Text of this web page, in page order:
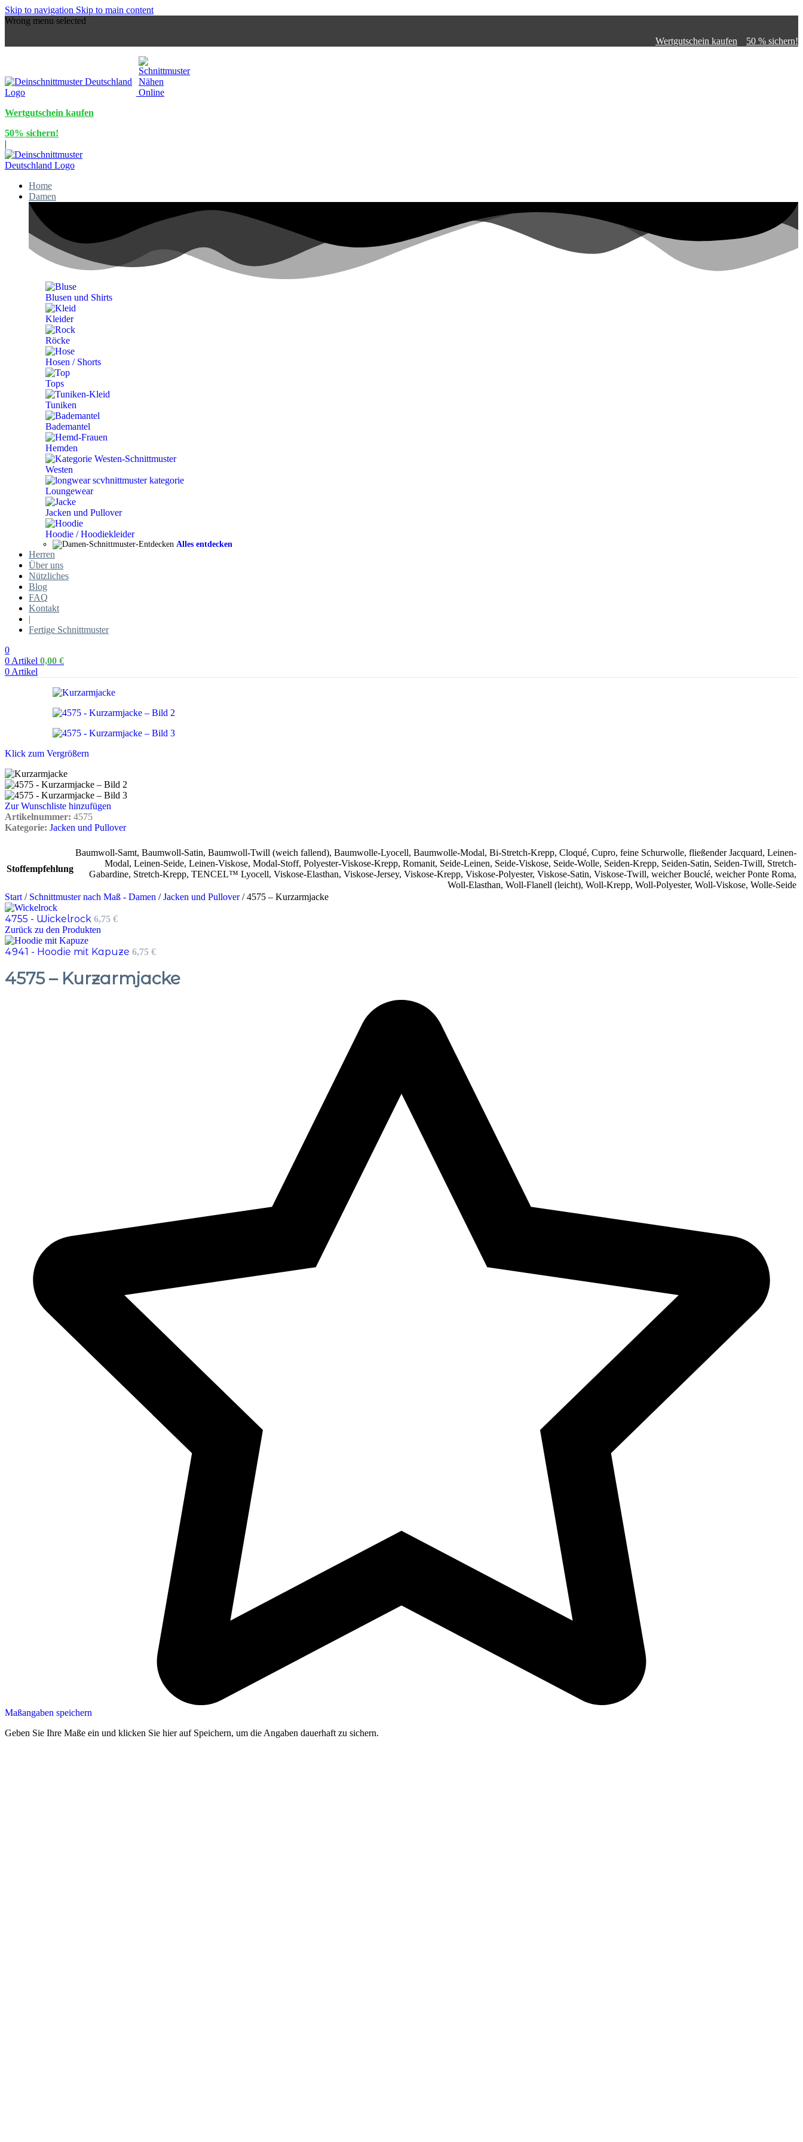
Skip to navigation Skip to main content
Wrong menu selected
Wertgutschein kaufen
50 % sichern!
Wertgutschein kaufen
50% sichern!
|
Home
Damen
Blusen und Shirts
Kleider
Röcke
Hosen / Shorts
Tops
Tuniken
Bademantel
Hemden
Westen
Loungewear
Jacken und Pullover
Hoodie / Hoodiekleider
Alles entdecken
Herren
Über uns
Nützliches
Blog
FAQ
Kontakt
|
Fertige Schnittmuster
0
0 Artikel 0,00 €
0 Artikel
Klick zum Vergrößern
Zur Wunschliste hinzufügen
Artikelnummer: 4575
Kategorie: Jacken und Pullover
Stoffempfehlung
Baumwoll-Samt, Baumwoll-Satin, Baumwoll-Twill (weich fallend), Baumwolle-Lyocell, Baumwolle-Modal, Bi-Stretch-Krepp, Cloqué, Cupro, feine Schurwolle, fließender Jacquard, Leinen-
Modal, Leinen-Seide, Leinen-Viskose, Modal-Stoff, Polyester-Viskose-Krepp, Romanit, Seide-Leinen, Seide-Viskose, Seide-Wolle, Seiden-Krepp, Seiden-Satin, Seiden-Twill, Stretch-
Gabardine, Stretch-Krepp, TENCEL™ Lyocell, Viskose-Elasthan, Viskose-Jersey, Viskose-Krepp, Viskose-Polyester, Viskose-Satin, Viskose-Twill, weicher Bouclé, weicher Ponte Roma,
Woll-Elasthan, Woll-Flanell (leicht), Woll-Krepp, Woll-Polyester, Woll-Viskose, Wolle-Seide
Start / Schnittmuster nach Maß - Damen / Jacken und Pullover/ 4575 – Kurzarmjacke
4755 - Wickelrock 6,75 €
Zurück zu den Produkten
4941 - Hoodie mit Kapuze 6,75 €
4575 – Kurzarmjacke
Maßangaben speichern
Geben Sie Ihre Maße ein und klicken Sie hier auf Speichern, um die Angaben dauerhaft zu sichern.